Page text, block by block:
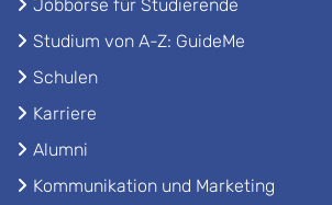
Jobbörse für Studierende
Studium von A-Z: GuideMe
Schulen
Karriere
Alumni
Kommunikation und Marketing